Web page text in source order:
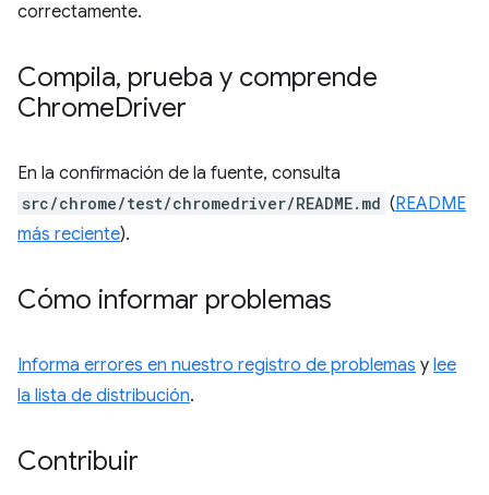
correctamente.
Compila, prueba y comprende
ChromeDriver
En la confirmación de la fuente, consulta
src/chrome/test/chromedriver/README.md (README
más reciente).
Cómo informar problemas
Informa errores en nuestro registro de problemas y lee
la lista de distribución.
Contribuir